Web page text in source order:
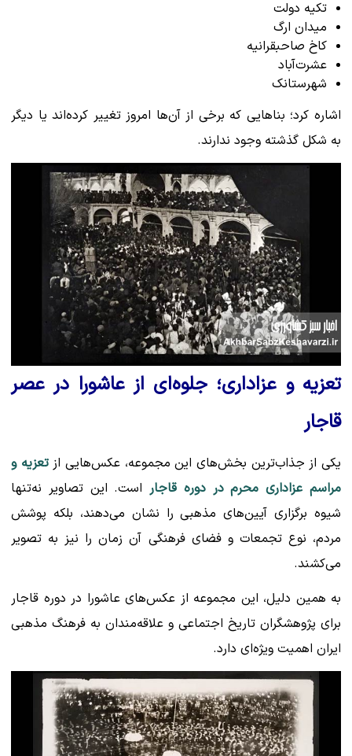
تکیه دولت
میدان ارگ
کاخ صاحبقرانیه
عشرت‌آباد
شهرستانک
اشاره کرد؛ بناهایی که برخی از آن‌ها امروز تغییر کرده‌اند یا دیگر
به شکل گذشته وجود ندارند.
تعزیه و عزاداری؛ جلوه‌ای از عاشورا در عصر
قاجار
یکی از جذاب‌ترین بخش‌های این مجموعه، عکس‌هایی ازتعزیه و
مراسم عزاداری محرم در دوره قاجاراست. این تصاویر نه‌تنها
شیوه برگزاری آیین‌های مذهبی را نشان می‌دهند، بلکه پوشش
مردم، نوع تجمعات و فضای فرهنگی آن زمان را نیز به تصویر
می‌کشند.
به همین دلیل، این مجموعه از عکس‌های عاشورا در دوره قاجار
برای پژوهشگران تاریخ اجتماعی و علاقه‌مندان به فرهنگ مذهبی
ایران اهمیت ویژه‌ای دارد.